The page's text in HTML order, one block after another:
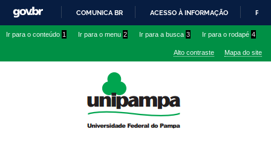
conteúdo
IR
O
COMUNICA BR ACESSO À INFORMAÇÃO
Ir para o conteúdo 1 Ir para o menu 2 Ir para a busca 3 Ir para o rodapé 4
Alto contraste Mapa do site